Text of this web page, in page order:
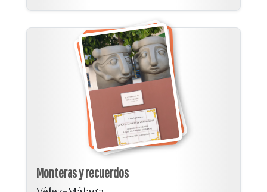
Monteras y recuerdos